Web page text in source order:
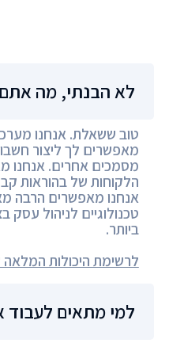
לא הבנתי, מה
טוב ששאלת. אנחנו
מאפשרים לך ליצור
מסמכים אחרים. אנחנו
הלקוחות של בהוראות
אנחנו מאפשרים הרבה
טכנולוגיים לניהול עסק
ביותר.
לרשימת היכולות המלאה
למי מתאים לעבוד